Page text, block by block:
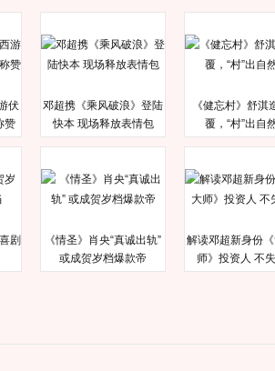
伏
赞
邓超携《乘风破浪》登陆
快本 现场释放表情包
《健忘村》舒淇
覆，“村”出自
剧
《情圣》肖央“真诚出轨”
或成贺岁档爆款帝
解读邓超新身份
师》投资人 不